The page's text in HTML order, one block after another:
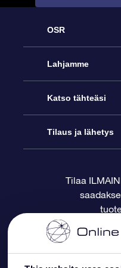
OSR
Palvelu
Ota meihin yhteyttä
Blogi
Arvostelut
Lahjamme
Online Star -lahja
OSR-lahjapakkaus
OSR-lahjakortti
Yrityslahjat
Katso tähteäsi
Star Register
Henkilökohtainen
One Million Stars
OSR -tähden
Tilaus ja lähetys
Maksutiedot
Toimitustiedot
Palautuskäytäntö
Tilaa